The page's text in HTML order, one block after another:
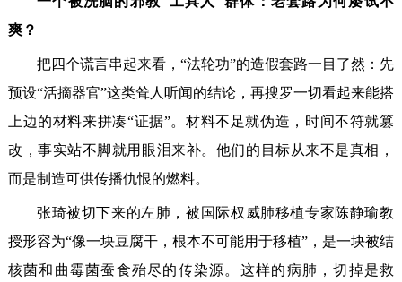
爽？
把四个谎言串起来看，“法轮功”的造假套路一目了然：先
预设“活摘器官”这类耸人听闻的结论，再搜罗一切看起来能搭
上边的材料来拼凑“证据”。材料不足就伪造，时间不符就篡
改，事实站不脚就用眼泪来补。他们的目标从来不是真相，
而是制造可供传播仇恨的燃料。
张琦被切下来的左肺，被国际权威肺移植专家陈静瑜教
授形容为“像一块豆腐干，根本不可能用于移植”，是一块被结
核菌和曲霉菌蚕食殆尽的传染源。这样的病肺，切掉是救